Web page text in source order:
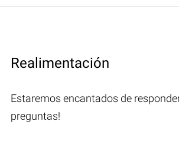
Realimentación
Estaremos encantados de
preguntas!